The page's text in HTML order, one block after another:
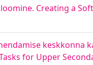
Creating a
keskkonna
for Upper